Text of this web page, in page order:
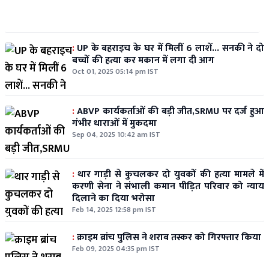
:UP के बहराइच के घर में मिलीं 6 लाशें... सनकी ने दो
बच्चों की हत्या कर मकान में लगा दी आग
Oct 01, 2025 05:14 pm IST
:ABVP कार्यकर्ताओं की बड़ी जीत,SRMU पर दर्ज हुआ
गंभीर धाराओं में मुकदमा
Sep 04, 2025 10:42 am IST
:थार गाड़ी से कुचलकर दो युवकों की हत्या मामले में
करणी सेना ने संभाली कमान पीड़ित परिवार को न्याय
दिलाने का दिया भरोसा
Feb 14, 2025 12:58 pm IST
:क्राइम ब्रांच पुलिस ने शराब तस्कर को गिरफ्तार किया
Feb 09, 2025 04:35 pm IST